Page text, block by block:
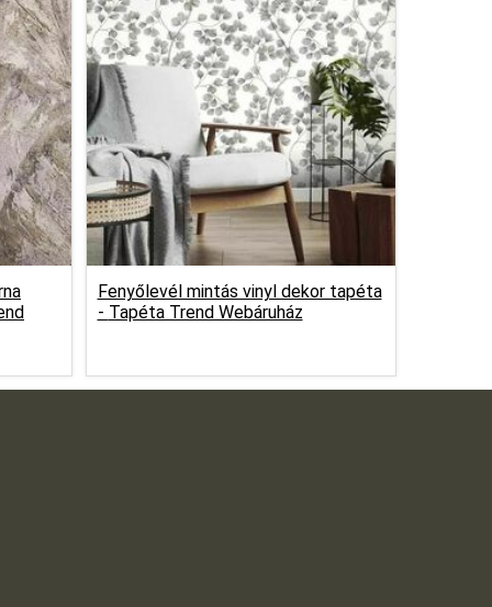
Fenyőlevél mintás vinyl dekor tapéta
- Tapéta Trend Webáruház